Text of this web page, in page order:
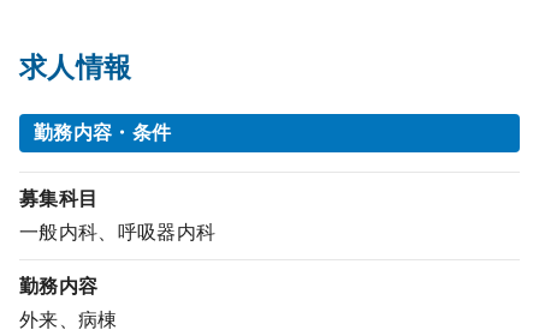
求人情報
勤務内容・条件
募集科目
一般内科、呼吸器内科
勤務内容
外来、病棟